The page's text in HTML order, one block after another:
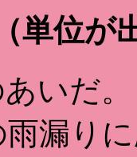
単位が
いだ。
漏り